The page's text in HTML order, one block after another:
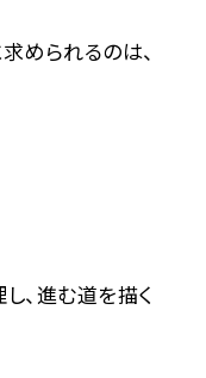
められるのは、
、進む道を描く